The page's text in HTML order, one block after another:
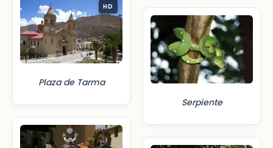
HD
Plaza de Tarma
Serpiente